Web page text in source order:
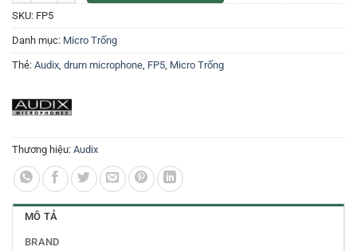
SKU: FP5
Danh mục: Micro Trống
Thẻ: Audix, drum microphone, FP5, Micro Trống
Thương hiệu: Audix
MÔ TẢ
BRAND